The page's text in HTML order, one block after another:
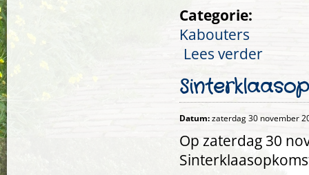
Categorie:
Kabouters
Lees verder
Datum:zaterdag 30 november
Op zaterdag 30